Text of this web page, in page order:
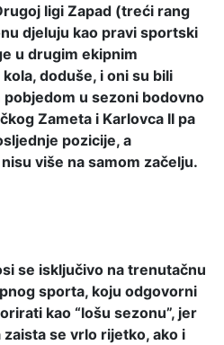
ligi Zapad (treći rang
djeluju kao pravi sportski
u drugim ekipnim
doduše, i oni su bili
u sezoni bodovno
Zameta i Karlovca II pa
pozicije, a
više na samom začelju.
se isključivo na trenutačnu
sporta, koju odgovorni
kao “lošu sezonu”, jer
se vrlo rijetko, ako i